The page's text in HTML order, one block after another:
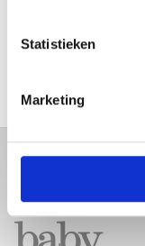
Statistieken
Marketing